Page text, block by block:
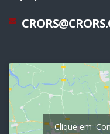
Clique em